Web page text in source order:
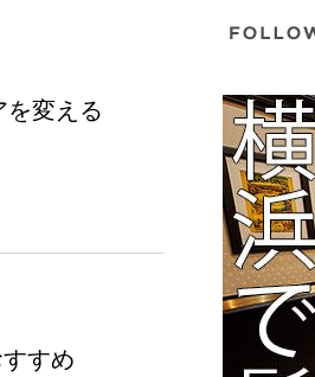
変える
すめ